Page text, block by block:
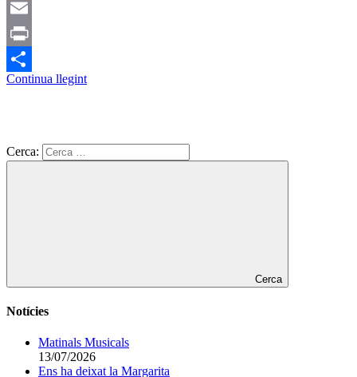
Telegram
Email
Print
Comparteix
Continua llegint
Cerca:
Cerca
Notícies
Matinals Musicals
13/07/2026
Ens ha deixat la Margarita